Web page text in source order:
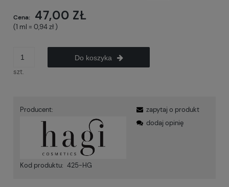
Cena: 47,00 ZŁ
(1 ml = 0,94 zł )
szt.
Do koszyka
Producent:
Kod produktu: 425-HG
zapytaj o produkt
dodaj opinię